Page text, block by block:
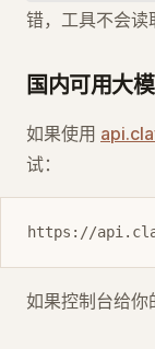
错，工具不会读
国内可用大
如果使用
试：
https://
如果控制台给你